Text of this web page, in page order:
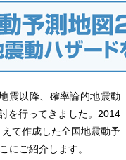
震以降、確率論的地震動
を行ってきました。2014
て作成した全国地震動予
にご紹介します。